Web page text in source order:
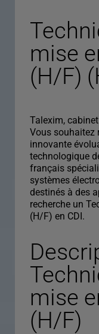
mise
(H/F)
Talexim,
Vous souhaitez
innovante
technologique
français
systèmes
destinés à des
recherche un
(H/F) en CDI.
mise
(H/F)